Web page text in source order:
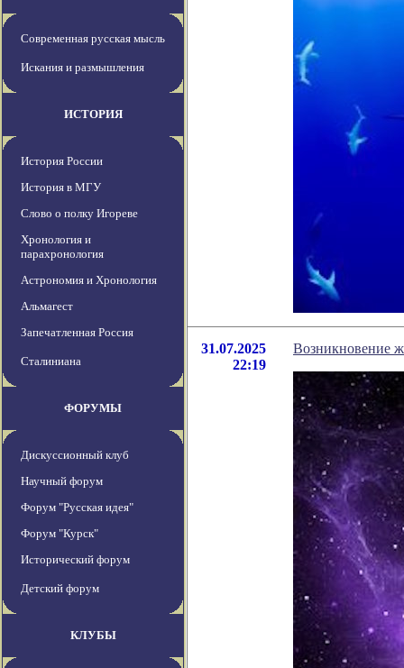
Современная русская мысль
Искания и размышления
ИСТОРИЯ
История России
История в МГУ
Слово о полку Игореве
Хронология и
парахронология
Астрономия и Хронология
Альмагест
Запечатленная Россия
Сталиниана
ФОРУМЫ
Дискуссионный клуб
Научный форум
Форум "Русская идея"
Форум "Курск"
Исторический форум
Детский форум
КЛУБЫ
31.07.2025
22:19
Возникновение